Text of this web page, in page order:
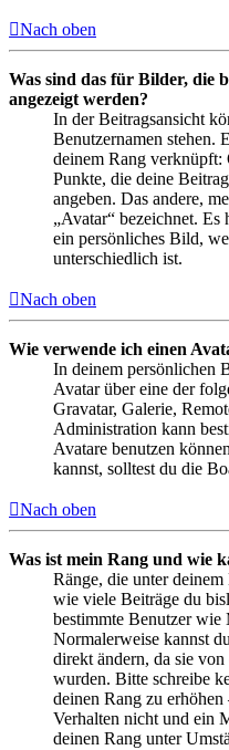
Nach oben
Was sind das für Bilder, die
angezeigt werden?
In der Beitragsansicht
Benutzernamen stehen.
deinem Rang verknüpft:
Punkte, die deine
angeben. Das andere,
„Avatar“ bezeichnet.
ein persönliches Bild,
unterschiedlich ist.
Nach oben
Wie verwende ich einen
In deinem persönlichen
Avatar über eine der
Gravatar, Galerie,
Administration kann
Avatare benutzen
kannst, solltest du die
Nach oben
Was ist mein Rang und wie
Ränge, die unter deinem
wie viele Beiträge du
bestimmte Benutzer wie
Normalerweise kannst
direkt ändern, da sie
wurden. Bitte schreibe
deinen Rang zu
Verhalten nicht und ein
deinen Rang unter